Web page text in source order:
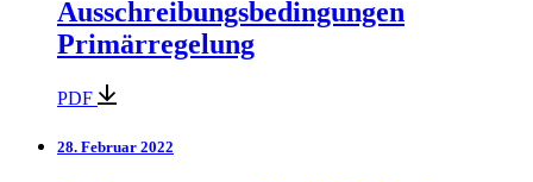
Ausschreibungsbedingungen
Primärregelung
PDF
28. Februar 2022